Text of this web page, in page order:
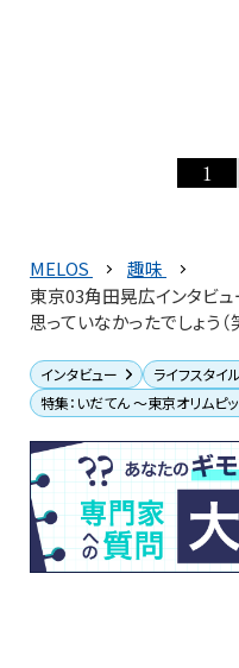
1
MELOS
趣味
東京03角田晃広インタビュ
思っていなかったでしょう（
インタビュー
ライフスタイル
特集：いだてん ～東京オリムピッ